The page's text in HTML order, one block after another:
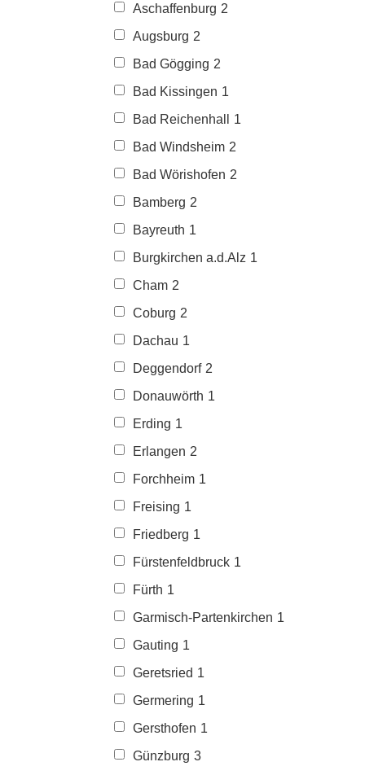
Aschaffenburg 2
Augsburg 2
Bad Gögging 2
Bad Kissingen 1
Bad Reichenhall
1
Bad Windsheim 2
Bad Wörishofen 2
Bamberg 2
Bayreuth 1
Burgkirchen a.d.Alz 1
Cham 2
Coburg 2
Dachau 1
Deggendorf 2
Donauwörth 1
Erding 1
Erlangen 2
Forchheim 1
Freising 1
Friedberg 1
Fürstenfeldbruck 1
Fürth 1
Garmisch-Partenkirchen 1
Gauting 1
Geretsried 1
Germering 1
Gersthofen 1
Günzburg 3